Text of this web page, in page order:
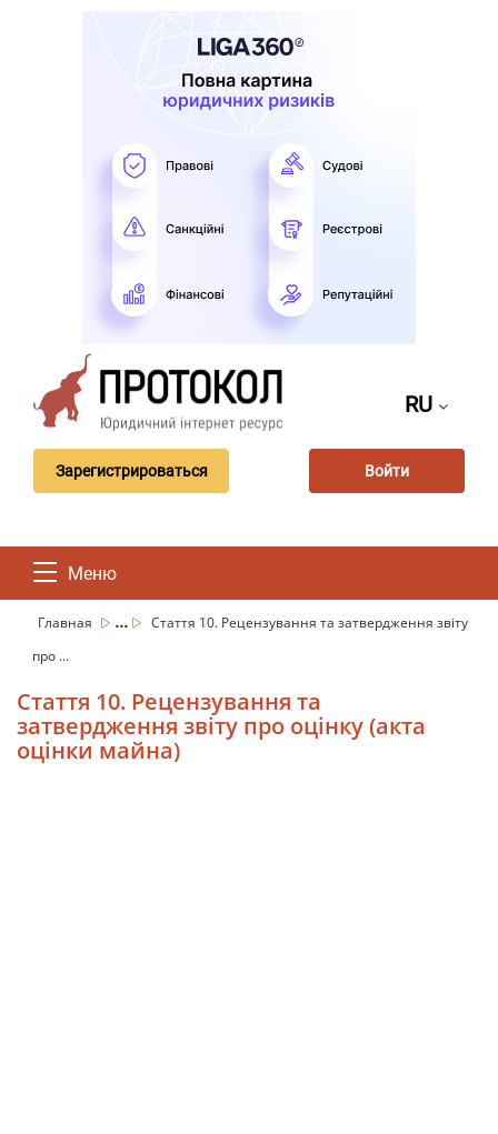
RU
Зарегистрироваться Войти
Меню
Главная ...
Стаття 10. Рецензування та затвердження звіту
про ...
Стаття 10. Рецензування та
затвердження звіту про оцінку (акта
оцінки майна)